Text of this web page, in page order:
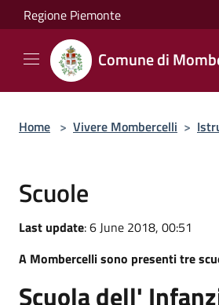
Salta al contenuto principale
Regione Piemonte
Comune di
Home > Vivere Mombercelli >
Scuole
Last update: 6 June 2018, 00:51
A Mombercelli sono presenti tre
Scuola dell'